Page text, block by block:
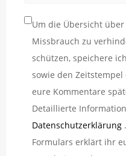
Um die Übersicht
Missbrauch zu
schützen, speichere
sowie den
eure Kommentare
Detaillierte
Datenschutzerklärung
Formulars erklärt ihr